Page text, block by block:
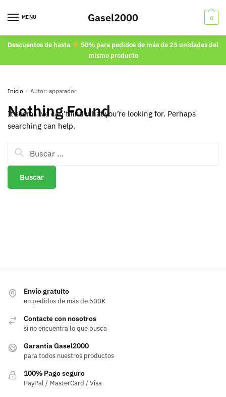
MENU Gasel2000 0
Descuentos de hasta
50% para pedidos de más de 25 unidades del
mismo producto
Inicio / Autor: apparador
Nothing Found
It seems we can’t find what you’re looking for. Perhaps
searching can help.
Buscar:
Envío gratuito
en pedidos de más de 500€
Contacte con nosotros
si no encuentra lo que busca
Garantía Gasel2000
para todos nuestros productos
100% Pago seguro
PayPal / MasterCard / Visa